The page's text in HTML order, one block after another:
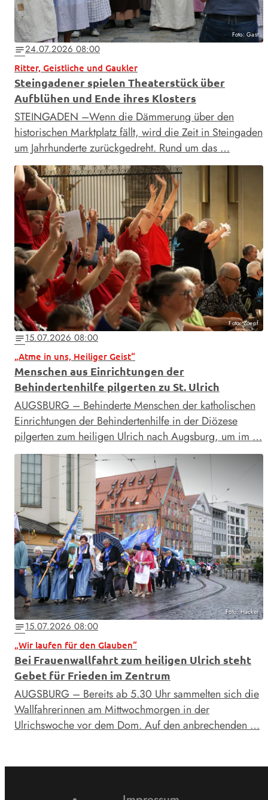
Foto: Gast
notes24.07.2026 08:00
Ritter, Geistliche und Gaukler
Steingadener spielen Theaterstück über
Aufblühen und Ende ihres Klosters
STEINGADEN –Wenn die Dämmerung über den
historischen Marktplatz fällt, wird die Zeit in Steingaden
um Jahrhunderte zurückgedreht. Rund um das …
Foto: Zoepf
notes15.07.2026 08:00
„Atme in uns, Heiliger Geist“
Menschen aus Einrichtungen der
Behindertenhilfe pilgerten zu St. Ulrich
AUGSBURG – Behinderte Menschen der katholischen
Einrichtungen der Behindertenhilfe in der Diözese
pilgerten zum heiligen Ulrich nach Augsburg, um im …
Foto: Hacker
notes15.07.2026 08:00
„Wir laufen für den Glauben“
Bei Frauenwallfahrt zum heiligen Ulrich steht
Gebet für Frieden im Zentrum
AUGSBURG – Bereits ab 5.30 Uhr sammelten sich die
Wallfahrerinnen am Mittwochmorgen in der
Ulrichswoche vor dem Dom. Auf den anbrechenden …